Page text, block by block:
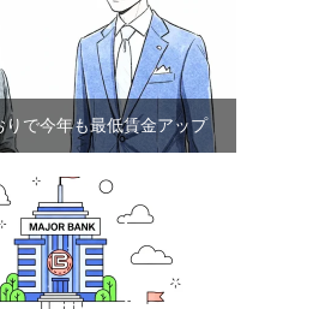
りで今年も最低賃金アップ